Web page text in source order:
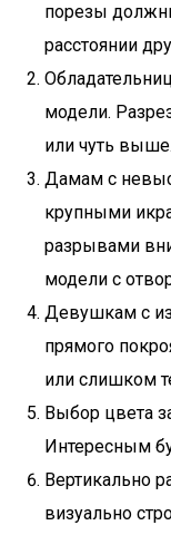
порезы
расстоянии
модели.
или чуть выше.
Дамам с
крупными
разрывами
модели с
Девушкам с
прямого
или слишком
Выбор цвета
Интересным
Вертикально
визуально